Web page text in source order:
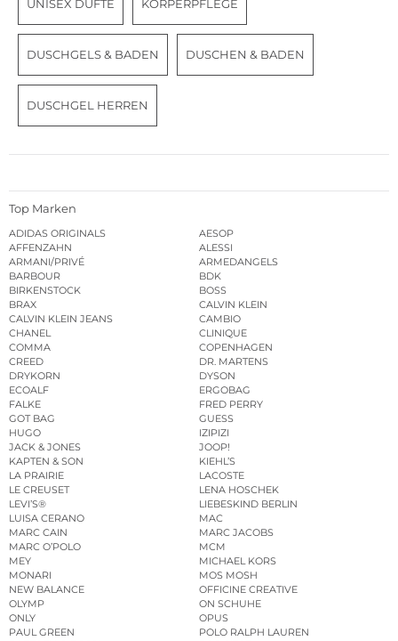
UNISEX DÜFTE KÖRPERPFLEGE
DUSCHGELS & BADEN DUSCHEN & BADEN
DUSCHGEL HERREN
Top Marken
ADIDAS ORIGINALS
AESOP
AFFENZAHN
ALESSI
ARMANI/PRIVÉ
ARMEDANGELS
BARBOUR
BDK
BIRKENSTOCK
BOSS
BRAX
CALVIN KLEIN
CALVIN KLEIN JEANS
CAMBIO
CHANEL
CLINIQUE
COMMA
COPENHAGEN
CREED
DR. MARTENS
DRYKORN
DYSON
ECOALF
ERGOBAG
FALKE
FRED PERRY
GOT BAG
GUESS
HUGO
IZIPIZI
JACK & JONES
JOOP!
KAPTEN & SON
KIEHL’S
LA PRAIRIE
LACOSTE
LE CREUSET
LENA HOSCHEK
LEVI’S®
LIEBESKIND BERLIN
LUISA CERANO
MAC
MARC CAIN
MARC JACOBS
MARC O’POLO
MCM
MEY
MICHAEL KORS
MONARI
MOS MOSH
NEW BALANCE
OFFICINE CREATIVE
OLYMP
ON SCHUHE
ONLY
OPUS
PAUL GREEN
POLO RALPH LAUREN